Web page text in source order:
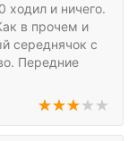
ходил и ничего.
в прочем и
середнячок с
Передние